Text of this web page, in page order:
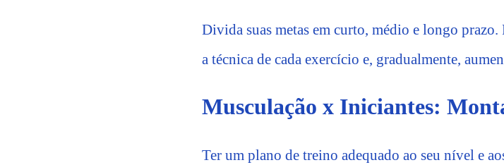
Divida suas metas em curto, médio e longo
a técnica de cada exercício e, gradualmente,
Musculação x Iniciantes:
Ter um plano de treino adequado ao seu nível e